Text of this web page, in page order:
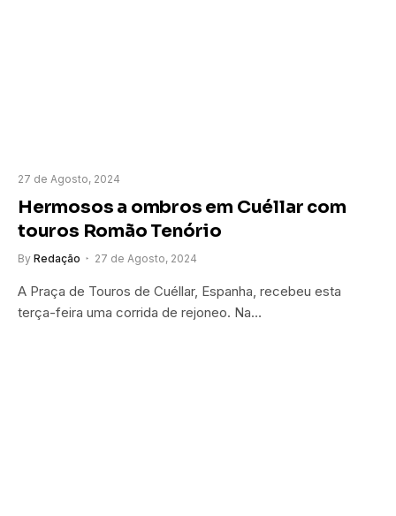
27 de Agosto, 2024
Hermosos a ombros em Cuéllar com
touros Romão Tenório
By Redação 27 de Agosto, 2024
A Praça de Touros de Cuéllar, Espanha, recebeu esta
terça-feira uma corrida de rejoneo. Na…